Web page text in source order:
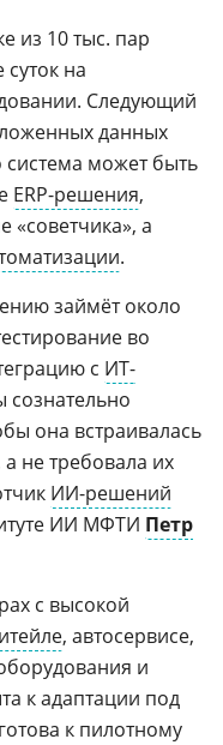
из 10 тыс. пар
на
Следующий
данных
система может быть
ERP-решения,
«советчика», а
.
займёт около
во
с ИТ-
сознательно
она встраивалась
не требовала их
ИИ-решений
ИИ МФТИ Петр
с высокой
, автосервисе,
и
к адаптации под
к пилотному